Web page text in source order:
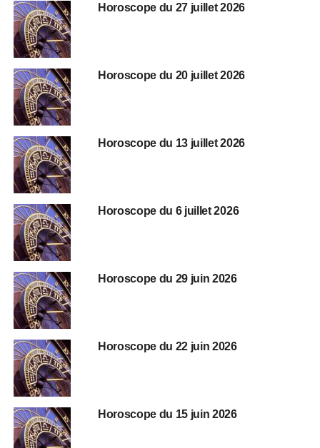
Horoscope du 27 juillet 2026
Horoscope du 20 juillet 2026
Horoscope du 13 juillet 2026
Horoscope du 6 juillet 2026
Horoscope du 29 juin 2026
Horoscope du 22 juin 2026
Horoscope du 15 juin 2026